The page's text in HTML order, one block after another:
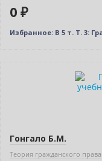
0 ₽
Избранное: В 5 т. Т. 3:
Гонгало Б.М.
Теория гражданского права